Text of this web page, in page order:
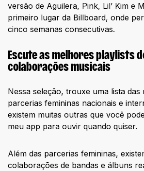
versão de Aguilera, Pink, Lil’ Kim e
primeiro lugar da Billboard, onde
cinco semanas consecutivas.
Escute as melhores playlists
colaborações musicais
Nessa seleção, trouxe uma lista das
parcerias femininas nacionais e
existem muitas outras que você
meu app para ouvir quando quiser.
Além das parcerias femininas,
colaborações de bandas e álbuns